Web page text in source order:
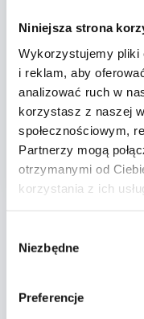
Niniejsza strona
Wykorzystujemy pliki
i reklam, aby
analizować ruch w
korzystasz z naszej
społecznościowym,
Partnerzy mogą
otrzymanymi od
korzystania z ich
zgody
Niezbędne
Preferencje
W OknoBalans
rolety, materiał,
wykonujemy
montujemy
temu rolety są
i codziennego
Wypełnij
Rolety na